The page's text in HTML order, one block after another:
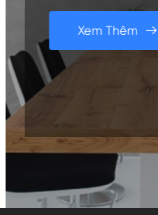
Xem Thêm 